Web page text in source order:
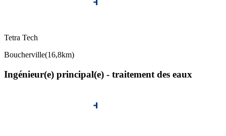
Tetra Tech
Boucherville(16,8km)
Ingénieur(e) principal(e) - traitement des eaux